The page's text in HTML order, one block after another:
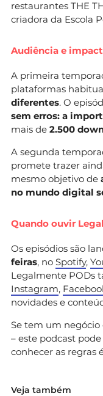
restaurantes THE
criadora da Escola
Audiência e
A primeira
plataformas
diferentes. O
sem erros: a
mais de 2.500
A segunda
promete trazer
mesmo objetivo de
no mundo digital
Quando ouvir
Os episódios são
feiras, no Spotify,
Legalmente PODs
Instagram,
novidades e
Se tem um negócio
– este podcast
conhecer as regras
Veja também